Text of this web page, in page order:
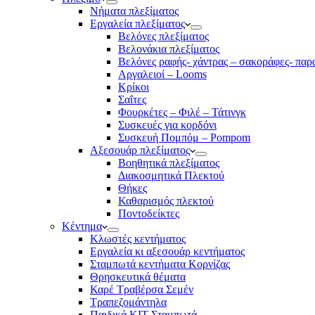
Νήματα πλεξίματος
Εργαλεία πλεξίματος
Βελόνες πλεξίματος
Βελονάκια πλεξίματος
Βελόνες ραφής- χάντρας – σακοράφες-
Αργαλειοί – Looms
Κρίκοι
Σαΐτες
Φουρκέτες – Φιλέ – Τάτινγκ
Συσκευές για κορδόνι
Συσκευή Πομπόμ – Pompom
Αξεσουάρ πλεξίματος
Βοηθητικά πλεξίματος
Διακοσμητικά Πλεκτού
Θήκες
Καθαρισμός πλεκτού
Ποντοδείκτες
Κέντημα
Κλωστές κεντήματος
Eργαλεία κι αξεσουάρ κεντήματος
Σταμπωτά κεντήματα Κορνίζας
Θρησκευτικά θέματα
Καρέ Τραβέρσα Σεμέν
Τραπεζομάντηλα